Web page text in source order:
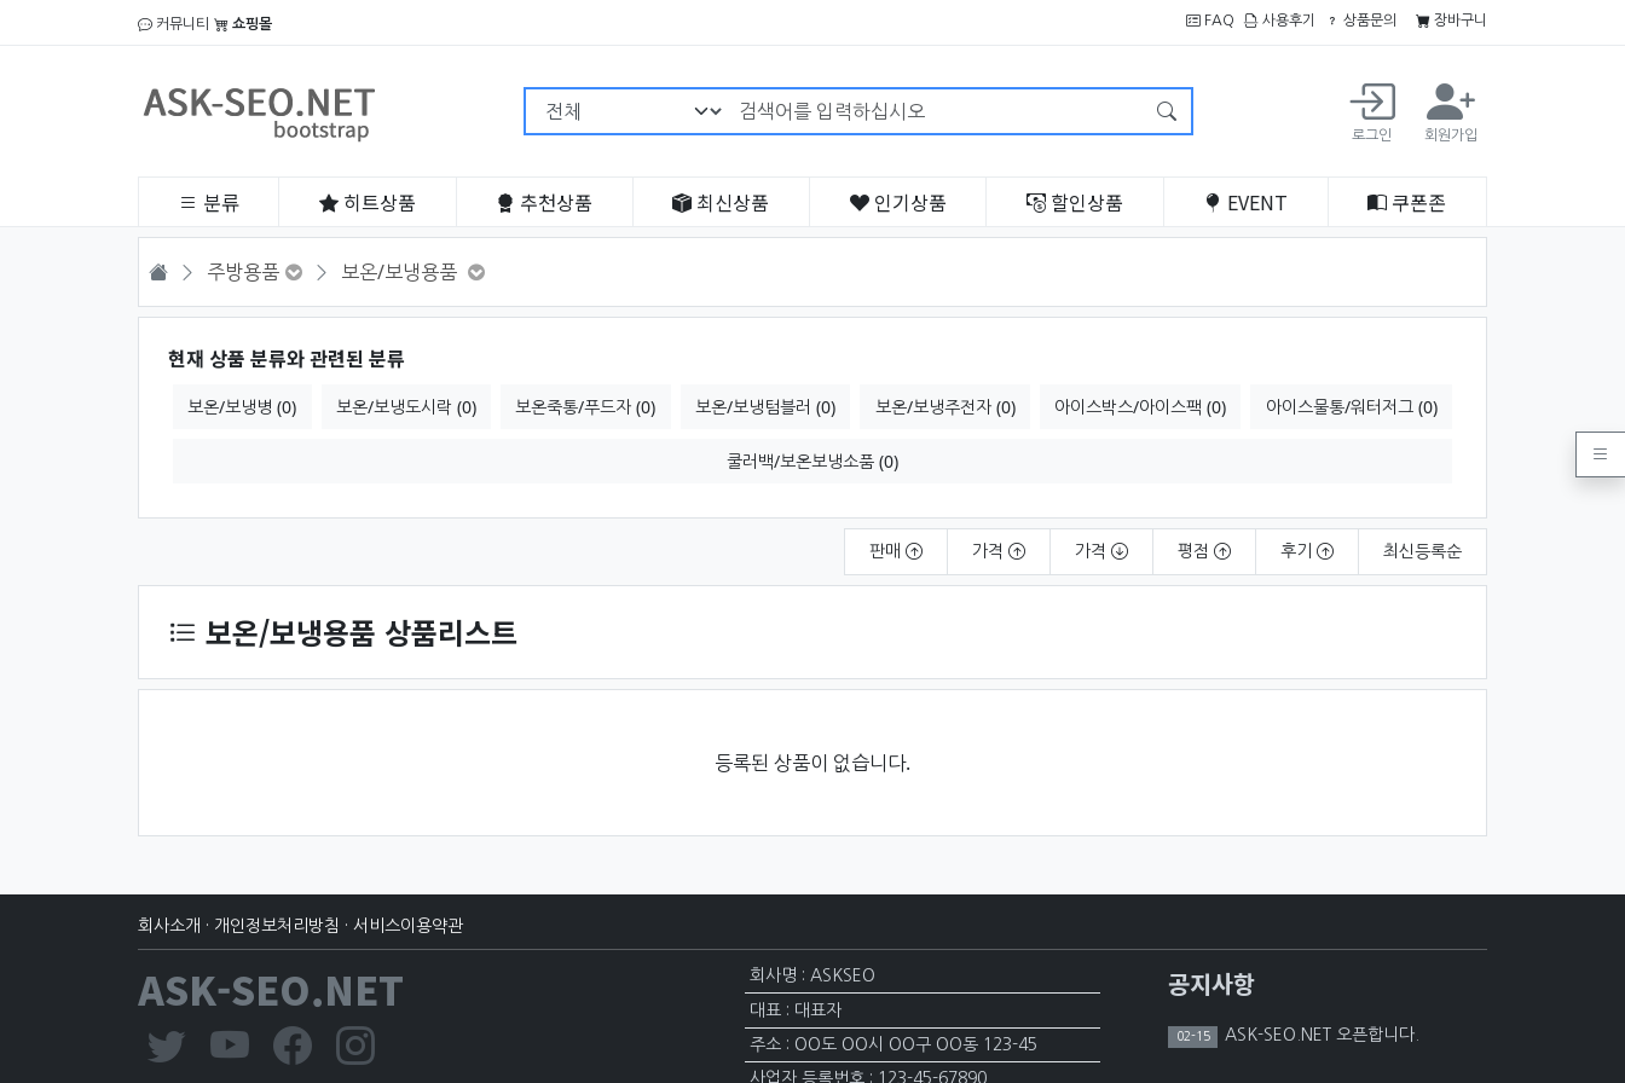
커뮤니티 쇼핑몰 FAQ 사용후기 상품문의 장바구니
검색어 필수
로그인 회원가입
분류 히트상품 추천상품 최신상품 인기상품 할인상품 EVENT 쿠폰존
HOME 주방용품 보온/보냉용품
현재 상품 분류와 관련된 분류
보온/보냉병 (0) 보온/보냉도시락 (0) 보온죽통/푸드자 (0) 보온/보냉텀블러 (0) 보온/보냉주전자 (0) 아이스박스/아이스팩 (0) 아이스물통/워터저그 (0)
쿨러백/보온보냉소품 (0)
판매 가격 가격 평점 후기 최신등록순
보온/보냉용품 상품리스트
등록된 상품이 없습니다.
회사소개 · 개인정보처리방침 · 서비스이용약관
ASK-SEO.NET 회사명 : ASKSEO
대표 : 대표자
주소 : OO도 OO시 OO구 OO동 123-45
사업자 등록번호 : 123-45-67890
공지사항
02-15 ASK-SEO.NET 오픈합니다.